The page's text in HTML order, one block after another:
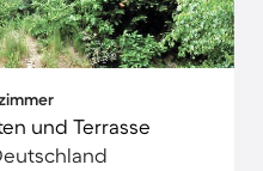
und Terrasse